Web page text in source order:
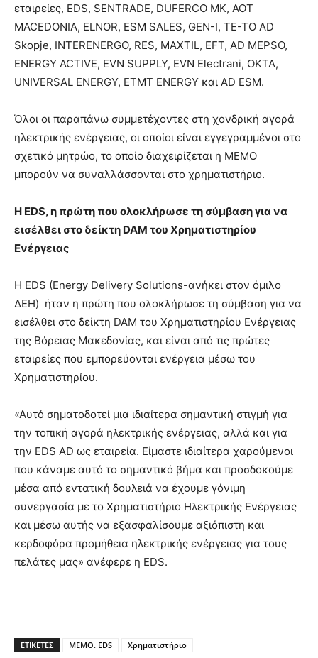
εταιρείες, EDS, SENTRADE, DUFERCO MK, AOT
MACEDONIA, ELNOR, ESM SALES, GEN-I, TE-TO AD
Skopje, INTERENERGO, RES, MAXTIL, EFT, AD MEPSO,
ENERGY ACTIVE, EVN SUPPLY, EVN Electrani, OKTA,
UNIVERSAL ENERGY, ETMT ENERGY και AD ESM.
Όλοι οι παραπάνω συμμετέχοντες στη χονδρική αγορά
ηλεκτρικής ενέργειας, οι οποίοι είναι εγγεγραμμένοι στο
σχετικό μητρώο, το οποίο διαχειρίζεται η MEMO
μπορούν να συναλλάσσονται στο χρηματιστήριο.
Η EDS, η πρώτη που ολοκλήρωσε τη σύμβαση για να
εισέλθει στο δείκτη DAM του Χρηματιστηρίου
Ενέργειας
Η EDS (Energy Delivery Solutions-ανήκει στον όμιλο
ΔΕΗ) ήταν η πρώτη που ολοκλήρωσε τη σύμβαση για να
εισέλθει στο δείκτη DAM του Χρηματιστηρίου Ενέργειας
της Βόρειας Μακεδονίας, και είναι από τις πρώτες
εταιρείες που εμπορεύονται ενέργεια μέσω του
Χρηματιστηρίου.
«Αυτό σηματοδοτεί μια ιδιαίτερα σημαντική στιγμή για
την τοπική αγορά ηλεκτρικής ενέργειας, αλλά και για
την EDS AD ως εταιρεία. Είμαστε ιδιαίτερα χαρούμενοι
που κάναμε αυτό το σημαντικό βήμα και προσδοκούμε
μέσα από εντατική δουλειά να έχουμε γόνιμη
συνεργασία με το Χρηματιστήριο Ηλεκτρικής Ενέργειας
και μέσω αυτής να εξασφαλίσουμε αξιόπιστη και
κερδοφόρα προμήθεια ηλεκτρικής ενέργειας για τους
πελάτες μας» ανέφερε η EDS.
ΕΤΙΚΕΤΕΣ MEMO. EDS Χρηματιστήριο